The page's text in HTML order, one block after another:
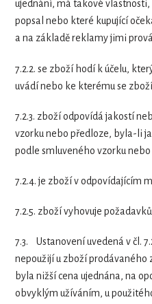
ujednání, má takové
popsal nebo které kupující
a na základě reklamy jimi
7.2.2. se zboží hodí k účelu,
uvádí nebo ke kterému se
7.2.3. zboží odpovídá jakostí
vzorku nebo předloze, byla-li
podle smluveného vzorku
7.2.4. je zboží v odpovídajícím
7.2.5. zboží vyhovuje
7.3.
Ustanovení uvedená v čl.
nepoužijí u zboží prodávaného
byla nižší cena ujednána, na
obvyklým užíváním, u